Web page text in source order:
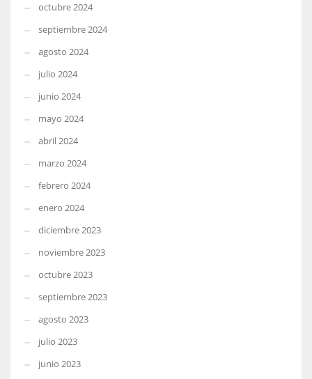
octubre 2024
septiembre 2024
agosto 2024
julio 2024
junio 2024
mayo 2024
abril 2024
marzo 2024
febrero 2024
enero 2024
diciembre 2023
noviembre 2023
octubre 2023
septiembre 2023
agosto 2023
julio 2023
junio 2023